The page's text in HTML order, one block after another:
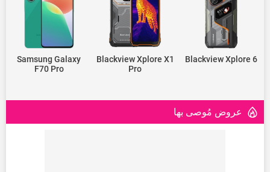
Blackview Xplore 6
Blackview Xplore X1
Pro
Samsung Galaxy
F70 Pro
عروض مُوصى بها